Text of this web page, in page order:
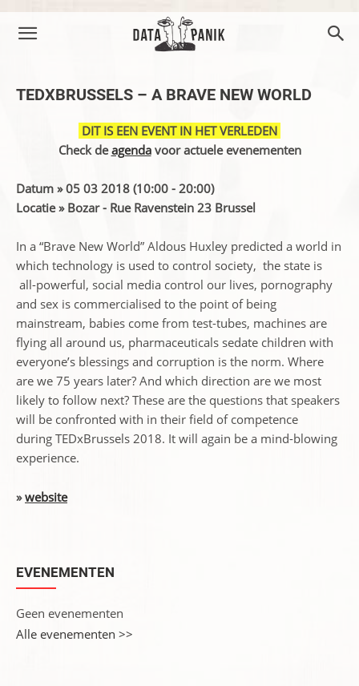
TEDXBRUSSELS – A BRAVE NEW WORLD
DIT IS EEN EVENT IN HET VERLEDEN
Check deagendavoor actuele evenementen
Datum » 05 03 2018 (10:00 - 20:00)
Locatie » Bozar - Rue Ravenstein 23 Brussel
In a “Brave New World” Aldous Huxley predicted a world in
which technology is used to control society, the state is
all-powerful, social media control our lives, pornography
and sex is commercialised to the point of being
mainstream, babies come from test-tubes, machines are
flying all around us, pharmaceuticals sedate children with
everyone’s blessings and corruption is the norm. Where
are we 75 years later? And which direction are we most
likely to follow next? These are the questions that speakers
will be confronted with in their field of competence
during TEDxBrussels 2018. It will again be a mind-blowing
experience.
»website
EVENEMENTEN
Geen evenementen
Alle evenementen >>